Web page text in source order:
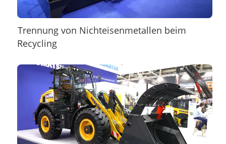
Trennung von Nichteisenmetallen beim
Recycling